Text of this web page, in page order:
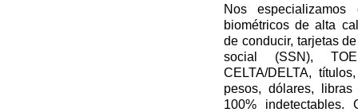
Nos
biométricos de alta
de conducir, tarjetas
social (SSN),
CELTA/DELTA,
pesos, dólares,
100% indetectables.